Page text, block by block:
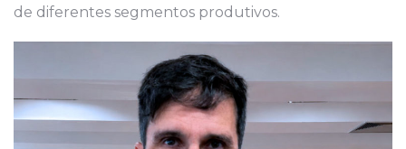
de diferentes segmentos produtivos.